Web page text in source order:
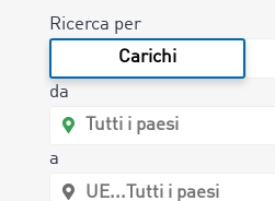
Ricerca per
Carichi
da
a